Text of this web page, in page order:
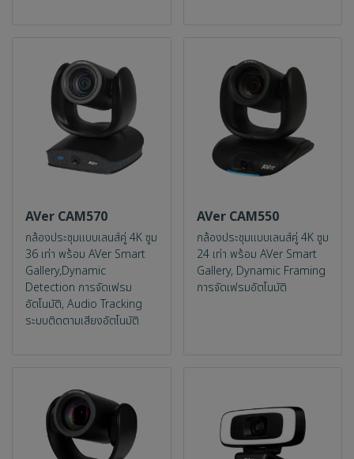
AVer CAM570
กล้องประชุมแบบเลนส์คู่ 4K ซูม
36 เท่า พร้อม AVer Smart
Gallery,Dynamic
Detection การจัดเฟรม
อัตโนมัติ, Audio Tracking
ระบบติดตามเสียงอัตโนมัติ
AVer CAM550
กล้องประชุมแบบเลนส์คู่ 4K ซูม
24 เท่า พร้อม AVer Smart
Gallery, Dynamic Framing
การจัดเฟรมอัตโนมัติ